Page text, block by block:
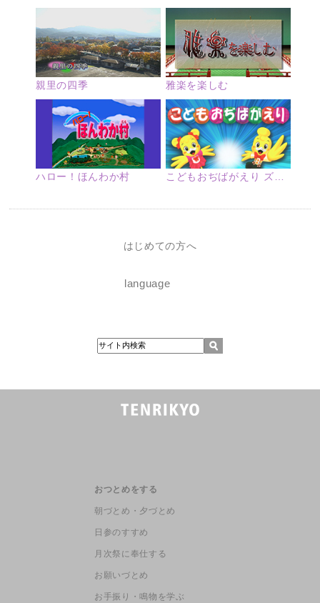
親里の四季 雅楽を楽しむ
ハロー！ほんわか村
はじめての方へ
language
おつとめをする
朝づとめ・夕づとめ
日参のすすめ
月次祭に奉仕する
お願いづとめ
お手振り・鳴物を学ぶ